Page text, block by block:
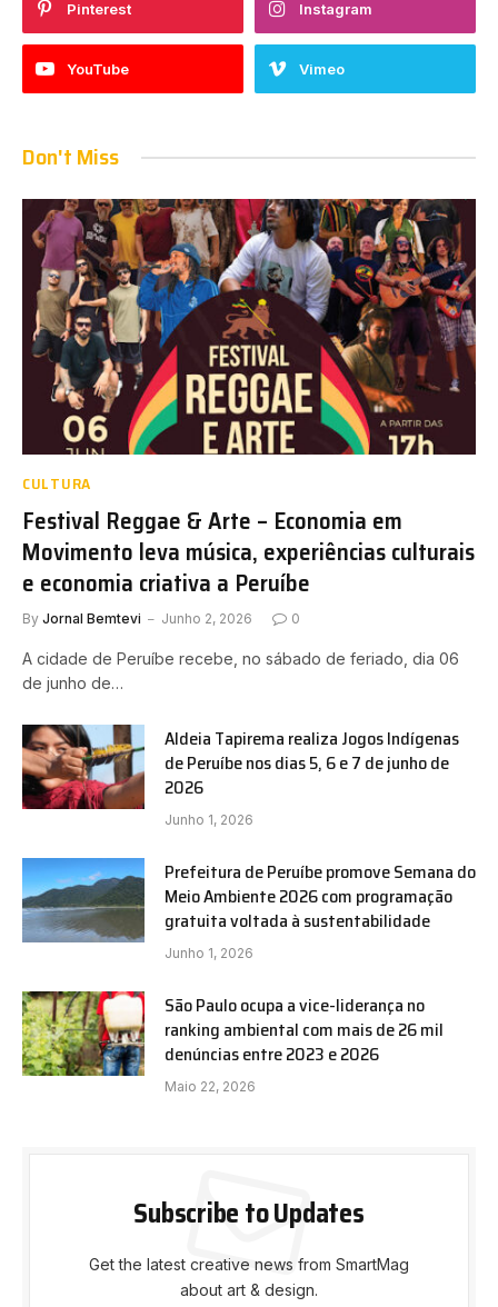
Pinterest Instagram
YouTube Vimeo
Don't Miss
CULTURA
Festival Reggae & Arte – Economia em
Movimento leva música, experiências culturais
e economia criativa a Peruíbe
By Jornal Bemtevi Junho 2, 2026 0
A cidade de Peruíbe recebe, no sábado de feriado, dia 06
de junho de…
Aldeia Tapirema realiza Jogos Indígenas
de Peruíbe nos dias 5, 6 e 7 de junho de
2026
Junho 1, 2026
Prefeitura de Peruíbe promove Semana do
Meio Ambiente 2026 com programação
gratuita voltada à sustentabilidade
Junho 1, 2026
São Paulo ocupa a vice-liderança no
ranking ambiental com mais de 26 mil
denúncias entre 2023 e 2026
Maio 22, 2026
Subscribe to Updates
Get the latest creative news from SmartMag
about art & design.